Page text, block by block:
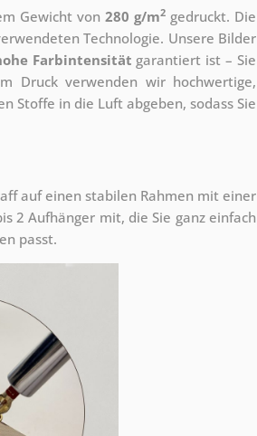
Gewicht von 280 g/m2 gedruckt. Die
Technologie. Unsere Bilder
Farbintensität garantiert ist – Sie
Druck verwenden wir hochwertige,
Stoffe in die Luft abgeben, sodass Sie
auf einen stabilen Rahmen mit einer
2 Aufhänger mit, die Sie ganz einfach
passt.